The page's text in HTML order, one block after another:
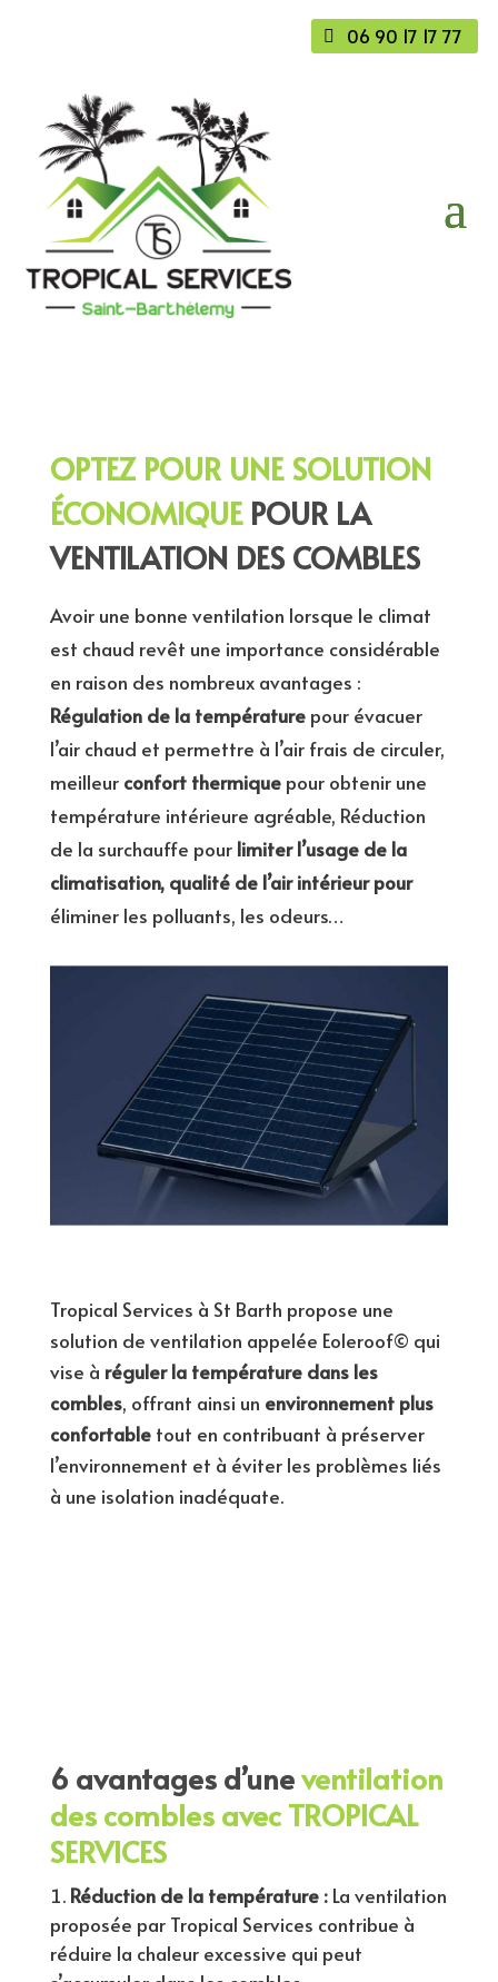
06 90 17 17 77
OPTEZ POUR UNE SOLUTION
ÉCONOMIQUE POUR LA
VENTILATION DES COMBLES
Avoir une bonne ventilation lorsque le climat
est chaud revêt une importance considérable
en raison des nombreux avantages :
Régulation de la température pour évacuer
l’air chaud et permettre à l’air frais de circuler,
meilleurconfort thermique pour obtenir une
température intérieure agréable, Réduction
de la surchauffe pourlimiter l’usage de la
climatisation, qualité de l’air intérieur pour
éliminer les polluants, les odeurs…
Tropical Services à St Barth propose une
solution de ventilation appelée Eoleroof© qui
vise à réguler la température dans les
combles, offrant ainsi un environnement plus
confortabletout en contribuant à préserver
l’environnement et à éviter les problèmes liés
à une isolation inadéquate.
6 avantages d’uneventilation
des combles avec TROPICAL
SERVICES
Réduction de la température :La ventilation
proposée par Tropical Services contribue à
réduire la chaleur excessive qui peut